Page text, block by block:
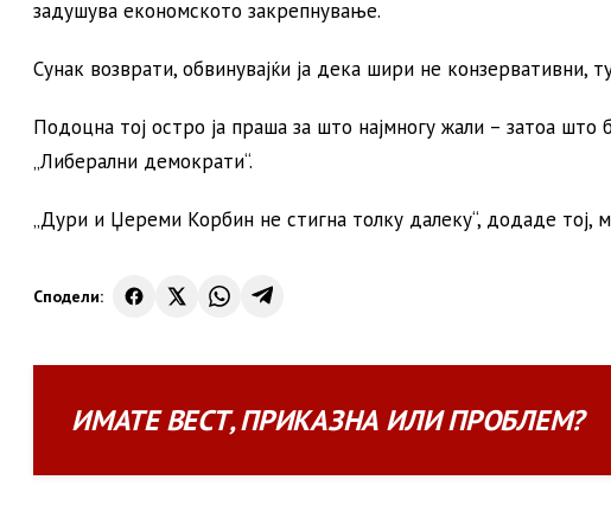
задушува економското закрепнување.
Сунак возврати, обвинувајќи ја дека шири не конзервативни,
Подоцна тој остро ја праша за што најмногу жали – затоа
„Либерални демократи“.
„Дури и Џереми Корбин не стигна толку далеку“, додаде тој,
Сподели:
ИМАТЕВЕСТ,ПРИКАЗНА ИЛИПРОБЛЕМ?